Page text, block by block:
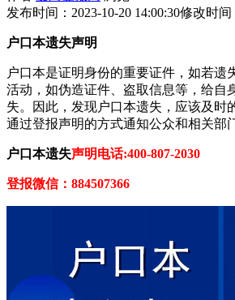
发布时间：2023-10-20 14:00:30修改时间
户口本遗失声明
户口本是证明身份的重要证件，如若遗
活动，如伪造证件、盗取信息等，给自
失。因此，发现户口本遗失，应该及时
通过登报声明的方式通知公众和相关部
户口本遗失声明电话:400-807-2030
登报微信：884507366